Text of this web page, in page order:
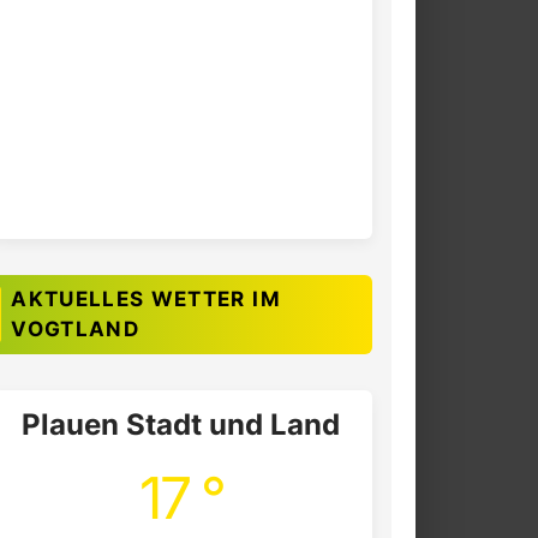
AKTUELLES WETTER IM
VOGTLAND
Plauen Stadt und Land
17 °